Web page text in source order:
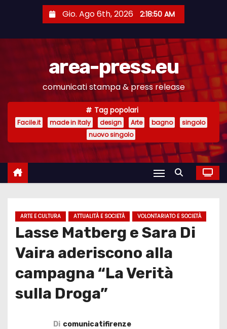
e
Gio. Ago 6th, 2026 2:18:50 AM
area-press.eu
comunicati stampa & press release
Tag popolari
Facile.it made in Italy design Arte bagno
singolo
nuovo singolo
ARTE E CULTURA ATTUALITÀ E SOCIETÀ VOLONTARIATO E SOCIETÀ
Lasse Matberg e Sara Di
Vaira aderiscono alla
campagna “La Verità
sulla Droga”
Di comunicatifirenze